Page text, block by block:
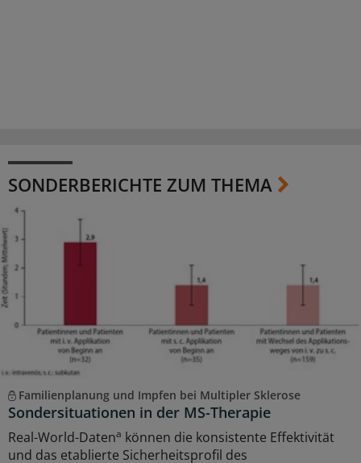
SONDERBERICHTE ZUM THEMA
Familienplanung und Impfen bei Multipler Sklerose
Sondersituationen in der MS-Therapie
Real-World-Datena können die konsistente Effektivität
und das etablierte Sicherheitsprofil des